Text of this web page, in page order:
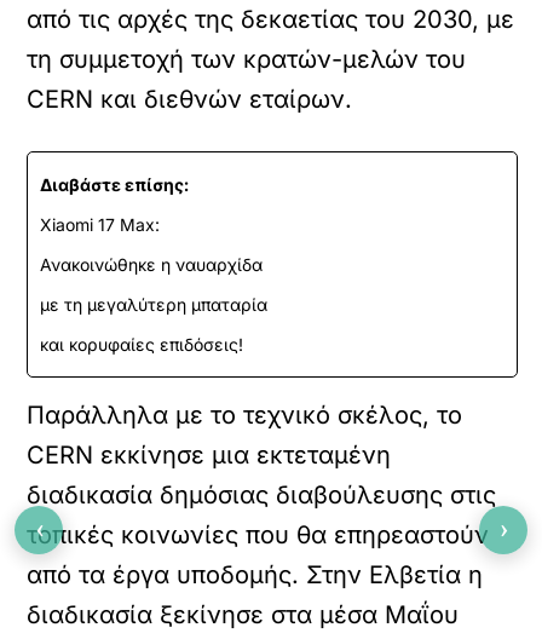
από τις αρχές της δεκαετίας του 2030, με
τη συμμετοχή των κρατών-μελών του
CERN και διεθνών εταίρων.
Διαβάστε επίσης:
Xiaomi 17 Max:
Ανακοινώθηκε η ναυαρχίδα
με τη μεγαλύτερη μπαταρία
και κορυφαίες επιδόσεις!
Παράλληλα με το τεχνικό σκέλος, το
CERN εκκίνησε μια εκτεταμένη
διαδικασία δημόσιας διαβούλευσης στις
τοπικές κοινωνίες που θα επηρεαστούν
από τα έργα υποδομής. Στην Ελβετία η
διαδικασία ξεκίνησε στα μέσα Μαΐου
‹ ›